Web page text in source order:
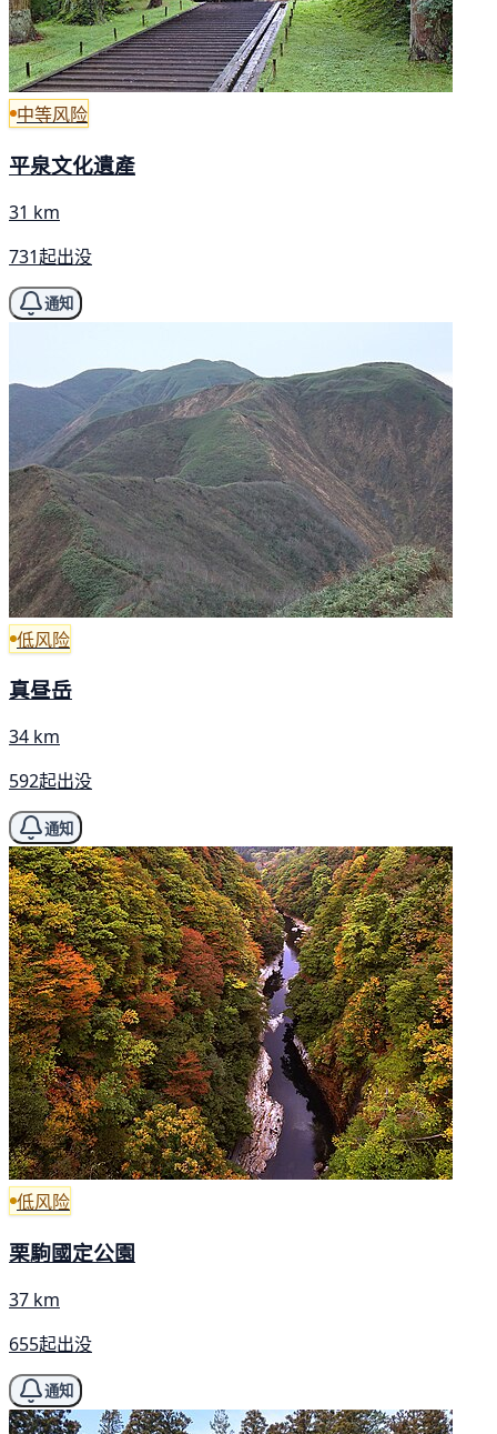
中等风险
平泉文化遺產
31 km
731起出没
通知
低风险
真昼岳
34 km
592起出没
通知
低风险
栗駒國定公園
37 km
655起出没
通知